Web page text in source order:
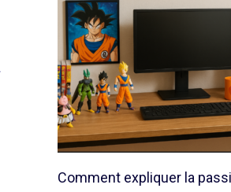
Comment expliquer la